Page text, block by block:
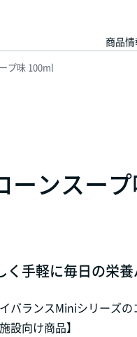
商品情
プ味 100ml
ーンスー
く手軽に毎日の栄養
バランスMiniシリーズの
施設向け商品】